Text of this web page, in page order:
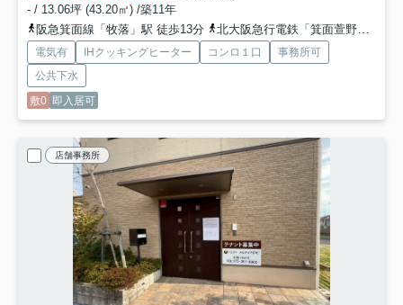
- / 13.06坪 (43.20㎡) /築11年
阪急箕面線「牧落」駅 徒歩13分
北大阪急行電鉄「箕面萱野」駅 徒歩23分
電気有 IHクッキングヒーター コンロ１口
事務所可
公共下水
敷0 即入居可
店舗事務所